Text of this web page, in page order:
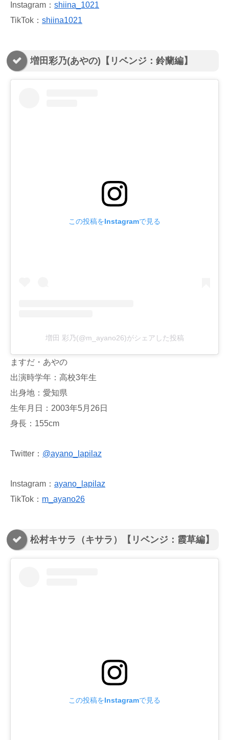
Instagram： shiina_1021
TikTok： shiina1021
増田彩乃(あやの)【リベンジ：鈴蘭編】
この投稿をInstagramで見る
増田 彩乃(@m_ayano26)がシェアした投稿
ますだ・あやの
出演時学年：高校3年生
出身地：愛知県
生年月日：2003年5月26日
身長：155cm
Twitter： @ayano_lapilaz
Instagram： ayano_lapilaz
TikTok： m_ayano26
松村キサラ（キサラ）【リベンジ：霞草編】
この投稿をInstagramで見る